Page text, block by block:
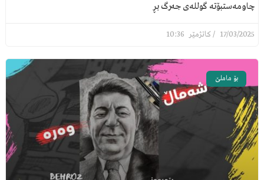
چاومەستبۆتە گوللەی جەرگ بڕ
17/03/2025
بۆ ماملێ